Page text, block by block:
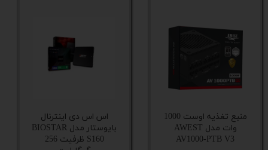
سوکت های قابل پشتیبانی
نوع خنک کننده
کنترلر نورپردازی منبع تغذیه اوست 1000
وات مدل AWEST
AV1000-PTB V3
اس اس دی اینترنال
بایوستار مدل BIOSTAR
S160 ظرفیت 256